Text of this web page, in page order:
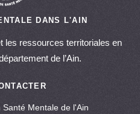
DANS L'AIN
les ressources territoriales en
de l’Ain.
Mentale de l'Ain